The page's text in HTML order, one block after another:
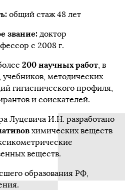
общий стаж 48 лет
звание: доктор
с 2008 г.
200 научных работ, в
методических
гигиенического профиля,
и соискателей.
Луцевича И.Н. разработано
химических веществ
веществ.
образования РФ,